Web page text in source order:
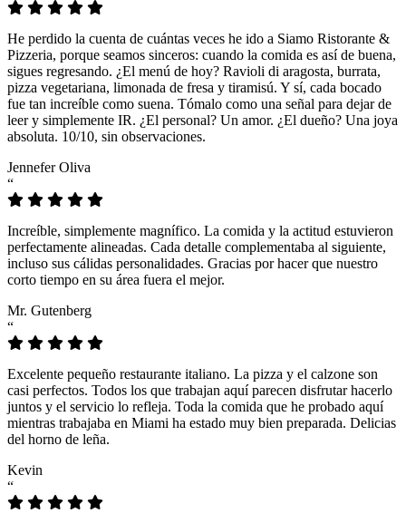
He perdido la cuenta de cuántas veces he ido a Siamo Ristorante &
Pizzeria, porque seamos sinceros: cuando la comida es así de buena,
sigues regresando. ¿El menú de hoy? Ravioli di aragosta, burrata,
pizza vegetariana, limonada de fresa y tiramisú. Y sí, cada bocado
fue tan increíble como suena. Tómalo como una señal para dejar de
leer y simplemente IR. ¿El personal? Un amor. ¿El dueño? Una joya
absoluta. 10/10, sin observaciones.
Jennefer Oliva
“
Increíble, simplemente magnífico. La comida y la actitud estuvieron
perfectamente alineadas. Cada detalle complementaba al siguiente,
incluso sus cálidas personalidades. Gracias por hacer que nuestro
corto tiempo en su área fuera el mejor.
Mr. Gutenberg
“
Excelente pequeño restaurante italiano. La pizza y el calzone son
casi perfectos. Todos los que trabajan aquí parecen disfrutar hacerlo
juntos y el servicio lo refleja. Toda la comida que he probado aquí
mientras trabajaba en Miami ha estado muy bien preparada. Delicias
del horno de leña.
Kevin
“